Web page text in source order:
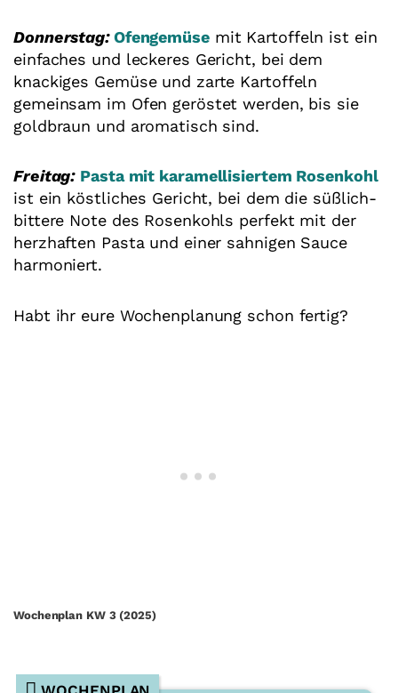
Donnerstag:Ofengemüsemit Kartoffeln ist ein
einfaches und leckeres Gericht, bei dem
knackiges Gemüse und zarte Kartoffeln
gemeinsam im Ofen geröstet werden, bis sie
goldbraun und aromatisch sind.
Freitag: Pasta mit karamellisiertem Rosenkohl
ist ein köstliches Gericht, bei dem die süßlich-
bittere Note des Rosenkohls perfekt mit der
herzhaften Pasta und einer sahnigen Sauce
harmoniert.
Habt ihr eure Wochenplanung schon fertig?
Wochenplan KW 3 (2025)